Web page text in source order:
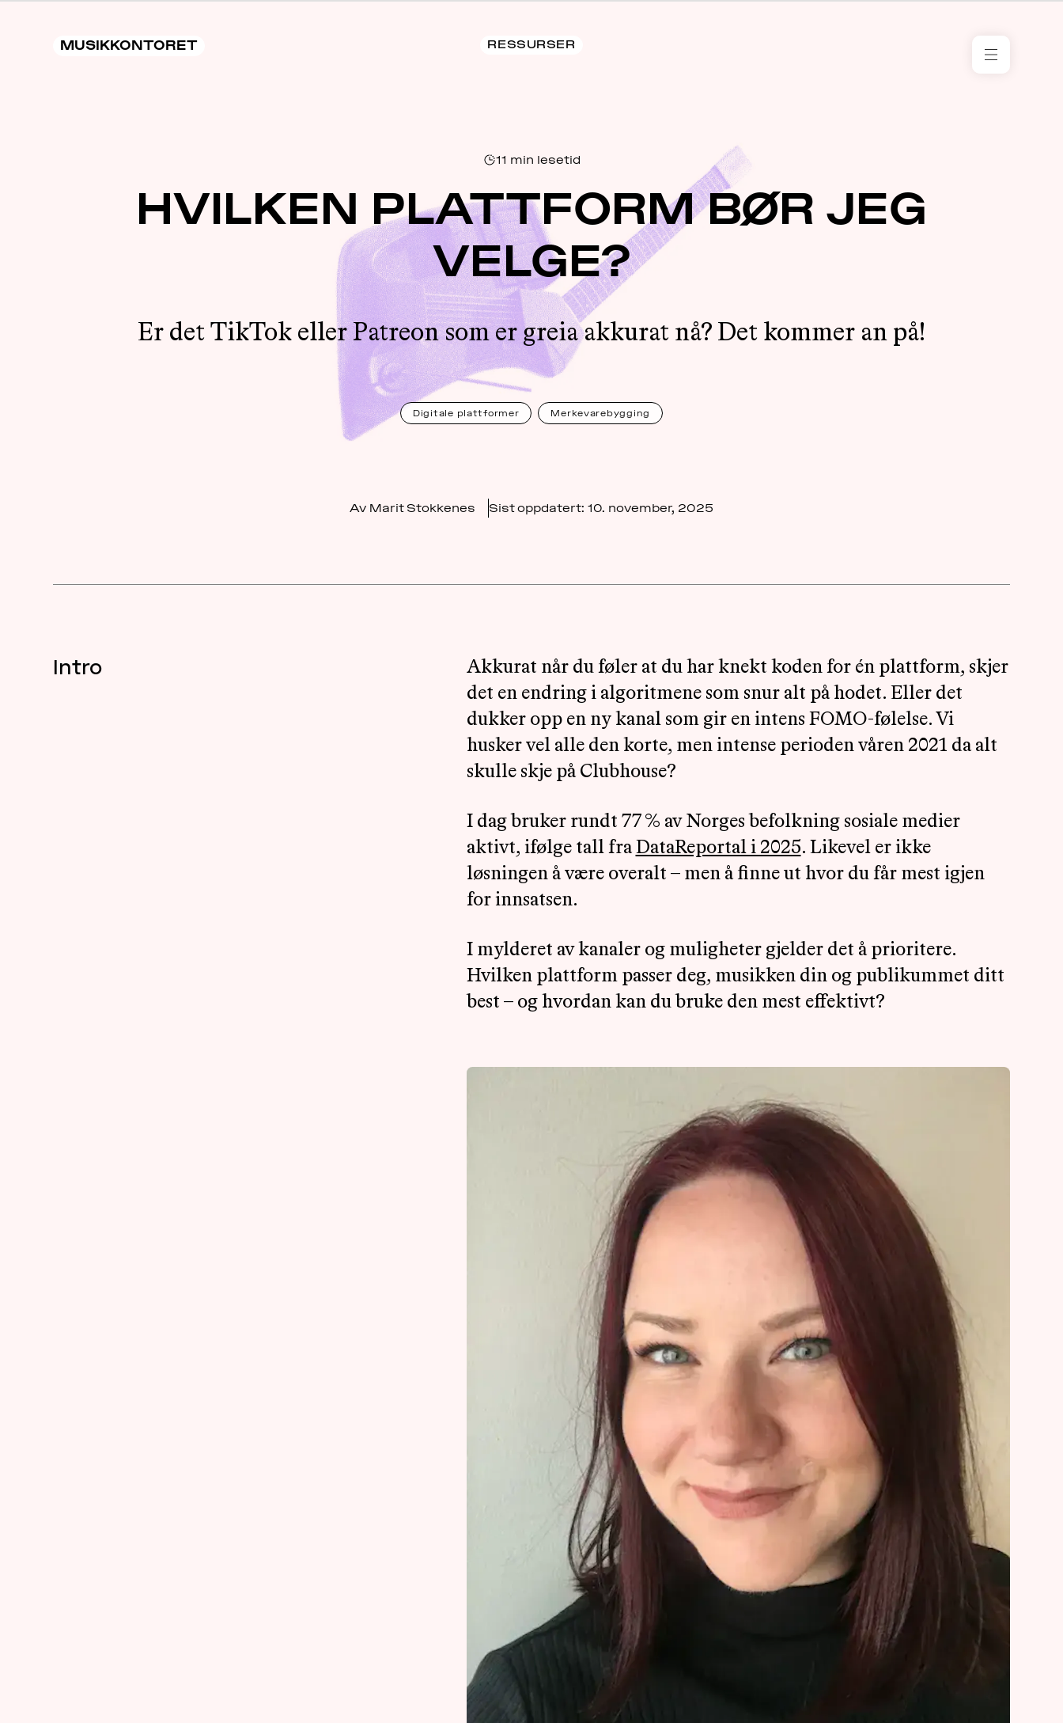
MUSIKKONTORET RESSURSER
11 min lesetid
HVILKEN PLATTFORM BØR JEG
VELGE?
Er det TikTok eller Patreon som er greia akkurat nå? Det kommer an på!
Digitale plattformer Merkevarebygging
Av Marit Stokkenes Sist oppdatert: 10. november, 2025
Intro
Akkurat når du føler at du har knekt koden for én plattform, skjer
det en endring i algoritmene som snur alt på hodet. Eller det
dukker opp en ny kanal som gir en intens FOMO-følelse. Vi
husker vel alle den korte, men intense perioden våren 2021 da alt
skulle skje på Clubhouse?
I dag bruker rundt 77 % av Norges befolkning sosiale medier
aktivt, ifølge tall fraDataReportal i 2025. Likevel er ikke
løsningen å være overalt – men å finne ut hvor du får mest igjen
for innsatsen.
I mylderet av kanaler og muligheter gjelder det å prioritere.
Hvilken plattform passer deg, musikken din og publikummet ditt
best – og hvordan kan du bruke den mest effektivt?